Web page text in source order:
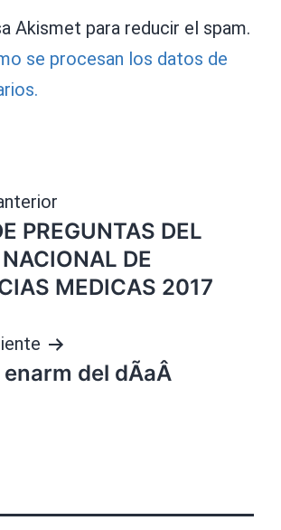
Akismet para reducir el spam.
se procesan los datos de
PREGUNTAS DEL
DE
MEDICAS 2017
del dÃ­aÂ